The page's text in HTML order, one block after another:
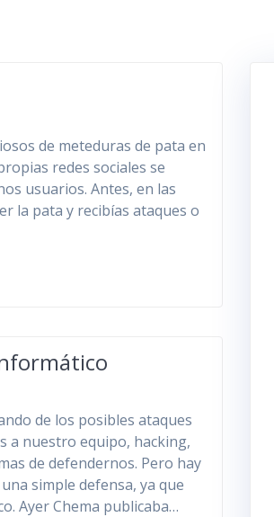
de meteduras de pata en
redes sociales se
usuarios. Antes, en las
la pata y recibías ataques o
de los posibles ataques
a nuestro equipo, hacking,
de defendernos. Pero hay
simple defensa, ya que
Ayer Chema publicaba…